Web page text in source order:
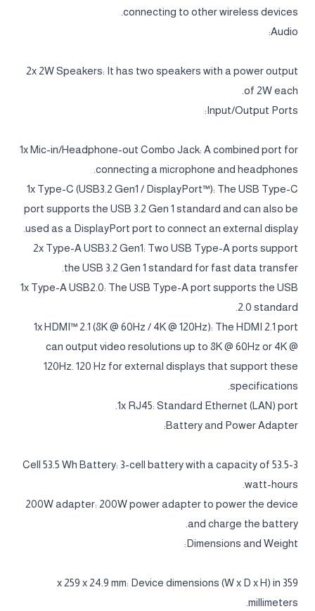
connecting to other wireless devices.
Audio:
2x 2W Speakers: It has two speakers with a power output
of 2W each.
Input/Output Ports:
1x Mic-in/Headphone-out Combo Jack: A combined port for
connecting a microphone and headphones.
1x Type-C (USB3.2 Gen1 / DisplayPort™): The USB Type-C
port supports the USB 3.2 Gen 1 standard and can also be
used as a DisplayPort port to connect an external display.
2x Type-A USB3.2 Gen1: Two USB Type-A ports support
the USB 3.2 Gen 1 standard for fast data transfer.
1x Type-A USB2.0: The USB Type-A port supports the USB
2.0 standard.
1x HDMI™ 2.1 (8K @ 60Hz / 4K @ 120Hz): The HDMI 2.1 port
can output video resolutions up to 8K @ 60Hz or 4K @
120Hz. 120 Hz for external displays that support these
specifications.
1x RJ45: Standard Ethernet (LAN) port.
Battery and Power Adapter:
3-Cell 53.5 Wh Battery: 3-cell battery with a capacity of 53.5
watt-hours.
200W adapter: 200W power adapter to power the device
and charge the battery.
Dimensions and Weight:
359 x 259 x 24.9 mm: Device dimensions (W x D x H) in
millimeters.